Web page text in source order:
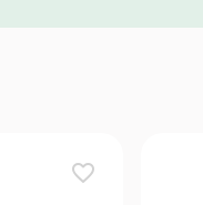
favorite_border